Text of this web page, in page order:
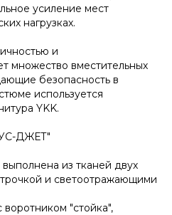
усиление мест
нагрузках.
и
множество вместительных
безопасность в
используется
YKK.
ДЖЕТ"
из тканей двух
и светоотражающими
воротником "стойка",